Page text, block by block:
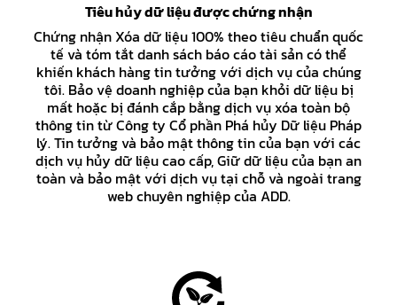
Tiêu hủy dữ liệu được chứng nhận
Chứng nhận Xóa dữ liệu 100% theo tiêu chuẩn quốc
tế và tóm tắt danh sách báo cáo tài sản có thể
khiến khách hàng tin tưởng với dịch vụ của chúng
tôi. Bảo vệ doanh nghiệp của bạn khỏi dữ liệu bị
mất hoặc bị đánh cắp bằng dịch vụ xóa toàn bộ
thông tin từ Công ty Cổ phần Phá hủy Dữ liệu Pháp
lý. Tin tưởng và bảo mật thông tin của bạn với các
dịch vụ hủy dữ liệu cao cấp, Giữ dữ liệu của bạn an
toàn và bảo mật với dịch vụ tại chỗ và ngoài trang
web chuyên nghiệp của ADD.